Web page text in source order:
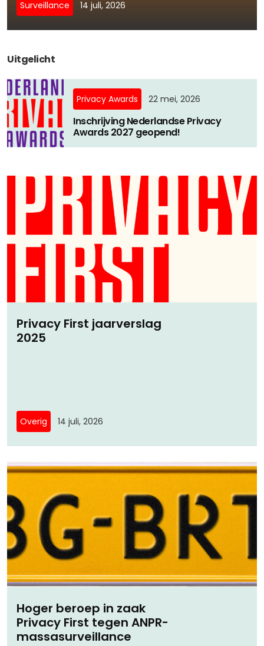
Nieuwsbrieven
Privacybeleid
ANBI Status
Playlist
Surveillance 14 juli, 2026
Uitgelicht
Privacy Awards 22 mei, 2026
Inschrijving Nederlandse Privacy
Awards 2027 geopend!
Privacy First jaarverslag
2025
Overig 14 juli, 2026
Hoger beroep in zaak
Privacy First tegen ANPR-
massasurveillance